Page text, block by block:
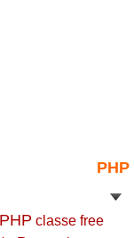
PHP
PHP classe free